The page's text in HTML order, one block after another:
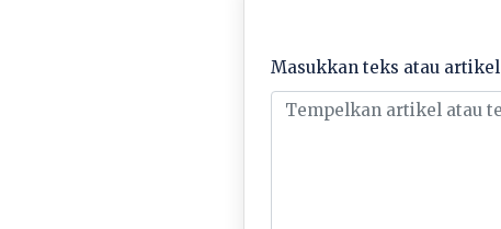
Masukkan teks atau artikel